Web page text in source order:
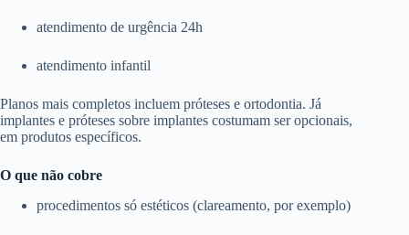
atendimento de urgência 24h
atendimento infantil
Planos mais completos incluem próteses e ortodontia. Já
implantes e próteses sobre implantes costumam ser opcionais,
em produtos específicos.
O que não cobre
procedimentos só estéticos (clareamento, por exemplo)